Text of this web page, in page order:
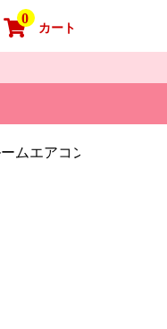
0
カート